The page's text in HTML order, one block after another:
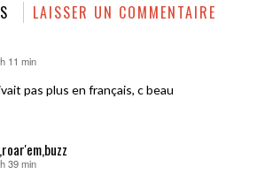
LAISSER UN COMMENTAIRE
11 min
pas plus en français, c beau
39 min